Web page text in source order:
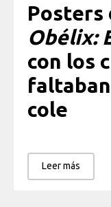
Posters
Obélix:
con los
cole
Leer más